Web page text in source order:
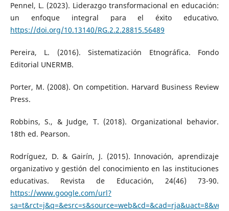
Pennel, L. (2023). Liderazgo transformacional en educación:
un enfoque integral para el éxito educativo.
https://doi.org/10.13140/RG.2.2.28815.56489
Pereira, L. (2016). Sistematización Etnográfica. Fondo
Editorial UNERMB.
Porter, M. (2008). On competition. Harvard Business Review
Press.
Robbins, S., & Judge, T. (2018). Organizational behavior.
18th ed. Pearson.
Rodríguez, D. & Gairín, J. (2015). Innovación, aprendizaje
organizativo y gestión del conocimiento en las instituciones
educativas. Revista de Educación, 24(46) 73-90.
https://www.google.com/url?